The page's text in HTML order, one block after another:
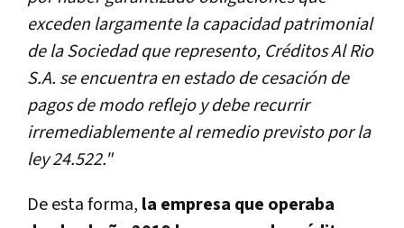
exceden largamente la capacidad patrimonial
de la Sociedad que represento, Créditos Al Rio
S.A. se encuentra en estado de cesación de
pagos de modo reflejo y debe recurrir
irremediablemente al remedio previsto por la
ley 24.522."
De esta forma, la empresa que operaba